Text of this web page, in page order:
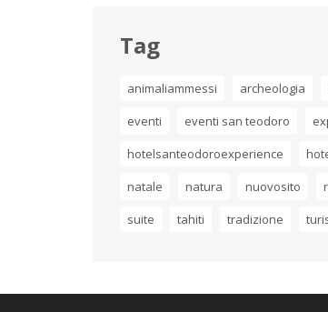
Tag
animaliammessi archeologia
eventi
eventi san teodoro
hotelsanteodoroexperience
natale
natura nuovosito
suite
tahiti tradizione